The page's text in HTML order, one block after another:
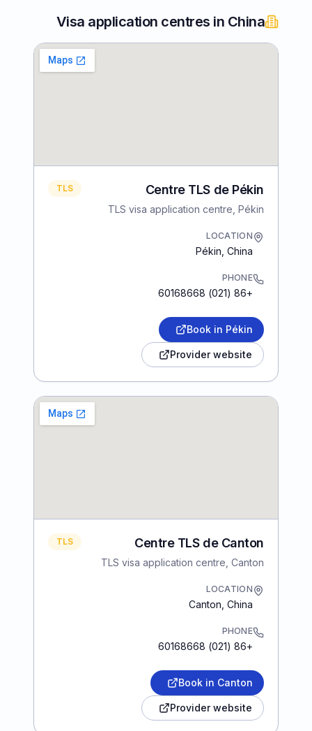
Visa application centres in China
Centre TLS de Pékin
TLS visa application centre, Pékin
TLS
LOCATION
Pékin China
PHONE
+86 (021) 60168668
Book in Pékin
Provider website
Centre TLS de Canton
TLS visa application centre, Canton
TLS
LOCATION
Canton China
PHONE
+86 (021) 60168668
Book in Canton
Provider website